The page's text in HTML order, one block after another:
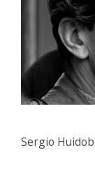
Sergio